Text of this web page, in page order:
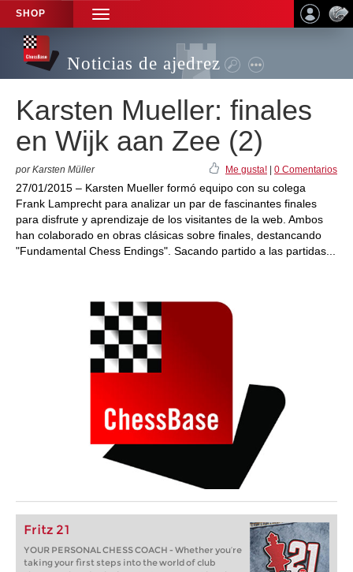
SHOP
TOGGLE
NAVIGATION
Noticias de ajedrez
Karsten Mueller: finales
en Wijk aan Zee (2)
por Karsten Müller Me gusta! 0 Comentarios
27/01/2015 – Karsten Mueller formó equipo con su colega
Frank Lamprecht para analizar un par de fascinantes finales
para disfrute y aprendizaje de los visitantes de la web. Ambos
han colaborado en obras clásicas sobre finales, destancando
"Fundamental Chess Endings". Sacando partido a las partidas...
Fritz 21
YOUR PERSONAL CHESS COACH - Whether you’re
taking your first steps into the world of club